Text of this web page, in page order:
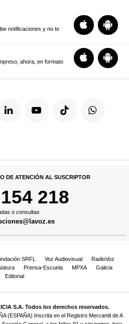
notificaciones y no te
ahora, en formato
DE ATENCIÓN AL SUSCRIPTOR
218
o consultas
SRFL Voz Audiovisual
RadioVoz
Prensa-Escuela MPXA
Galicia
Editorial
S.A. Todos los derechos reservados.
(ESPAÑA) Inscrita en el Registro Mercantil de A